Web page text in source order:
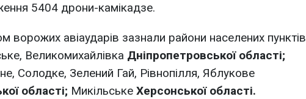
5404 дрони-камікадзе.
ворожих авіаударів зазнали райони населених пунктів
Великомихайлівка Дніпропетровської області;
Солодке, Зелений Гай, Рівнопілля, Яблукове
області; Микільське Херсонської області.